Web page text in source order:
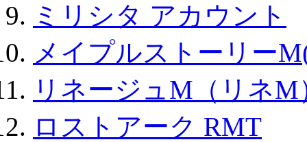
ミリシタ アカウント
メイプルストーリー
リネージュM（リネM
ロストアーク RMT